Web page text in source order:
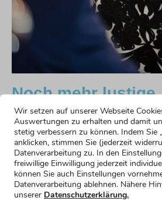
Noch mehr lustige
Humorvoller Einstieg
Mehr erfahren »
Emotionaler Einstieg
Mehr erfahren »
Einstieg für nervöse Redner
Wir setzen auf unserer Webseite
Auswertungen zu erhalten und damit
stetig verbessern zu können. Indem Sie
anklicken, stimmen Sie (jederzeit
Datenverarbeitung zu. In den
freiwillige Einwilligung jederzeit
können Sie auch Einstellungen
Datenverarbeitung ablehnen. Nähere
unserer Datenschutzerklärung.